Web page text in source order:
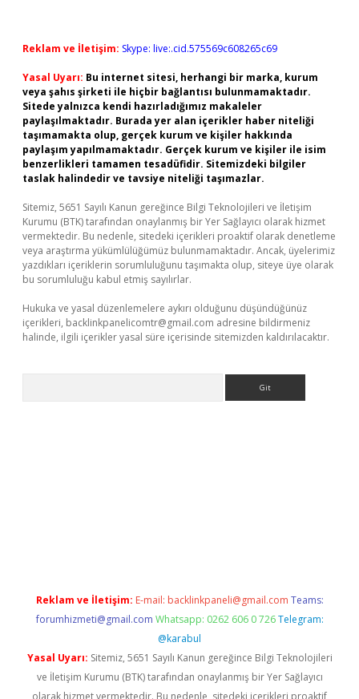
Reklam ve İletişim: Skype: live:.cid.575569c608265c69
Yasal Uyarı: Bu internet sitesi, herhangi bir marka, kurum
veya şahıs şirketi ile hiçbir bağlantısı bulunmamaktadır.
Sitede yalnızca kendi hazırladığımız makaleler
paylaşılmaktadır. Burada yer alan içerikler haber niteliği
taşımamakta olup, gerçek kurum ve kişiler hakkında
paylaşım yapılmamaktadır. Gerçek kurum ve kişiler ile isim
benzerlikleri tamamen tesadüfidir. Sitemizdeki bilgiler
taslak halindedir ve tavsiye niteliği taşımazlar.
Sitemiz, 5651 Sayılı Kanun gereğince Bilgi Teknolojileri ve İletişim
Kurumu (BTK) tarafından onaylanmış bir Yer Sağlayıcı olarak hizmet
vermektedir. Bu nedenle, sitedeki içerikleri proaktif olarak denetleme
veya araştırma yükümlülüğümüz bulunmamaktadır. Ancak, üyelerimiz
yazdıkları içeriklerin sorumluluğunu taşımakta olup, siteye üye olarak
bu sorumluluğu kabul etmiş sayılırlar.
Hukuka ve yasal düzenlemelere aykırı olduğunu düşündüğünüz
içerikleri, backlinkpanelicomtr@gmail.com adresine bildirmeniz
halinde, ilgili içerikler yasal süre içerisinde sitemizden kaldırılacaktır.
Reklam ve İletişim: E-mail: backlinkpaneli@gmail.com Teams:
forumhizmeti@gmail.com Whatsapp: 0262 606 0 726 Telegram:
@karabul
Yasal Uyarı: Sitemiz, 5651 Sayılı Kanun gereğince Bilgi Teknolojileri
ve İletişim Kurumu (BTK) tarafından onaylanmış bir Yer Sağlayıcı
olarak hizmet vermektedir. Bu nedenle, sitedeki içerikleri proaktif